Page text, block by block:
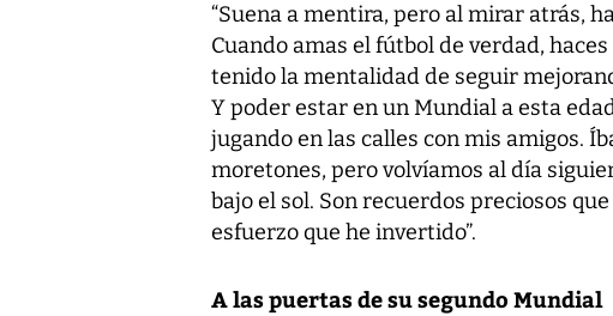
“Suena a mentira, pero al mirar atrás,
Cuando amas el fútbol de verdad,
tenido la mentalidad de seguir
Y poder estar en un Mundial a esta
jugando en las calles con mis amigos.
moretones, pero volvíamos al día
bajo el sol. Son recuerdos preciosos
esfuerzo que he invertido”.
A las puertas de su segundo Mundial